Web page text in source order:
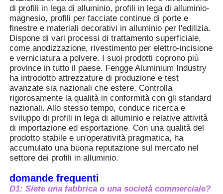
Profili di alluminio di estrusione
Profili da cucina in alluminio
Profili della finestra di alluminio
Profili per porte in alluminio
Estrussione industriale dell'alluminio
Accessori per profili di alluminio
riciclata e conserva ancora un valore
residuo relativamente elevato dopo
essere stata rottamata. Ciò è in linea con
i concetti di edilizia verde e sviluppo
sostenibile e non vi è inquinamento
causato da rifiuti di costruzione.
4. L'alluminio ha una bassa densità, con
un peso pari a solo 1/3 di quello
dell'acciaio. Ciò riduce il carico sugli
edifici, rende il trasporto e l'installazione
più agevoli e abbassa i requisiti per la
struttura muraria.
di profili in lega di alluminio, profili in lega di alluminio-
magnesio, profili per facciate continue di porte e
finestre e materiali decorativi in alluminio per l'edilizia.
Dispone di vari processi di trattamento superficiale,
come anodizzazione, rivestimento per elettro-incisione
e verniciatura a polvere. I suoi prodotti coprono più
province in tutto il paese. Fengge Aluminium Industry
ha introdotto attrezzature di produzione e test
avanzate sia nazionali che estere. Controlla
rigorosamente la qualità in conformità con gli standard
nazionali. Allo stesso tempo, conduce ricerca e
sviluppo di profili in lega di alluminio e relative attività
di importazione ed esportazione. Con una qualità del
prodotto stabile e un'operatività pragmatica, ha
accumulato una buona reputazione sul mercato nel
settore dei profili in alluminio.
domande frequenti
D1: Siete una fabbrica o una società commerciale?